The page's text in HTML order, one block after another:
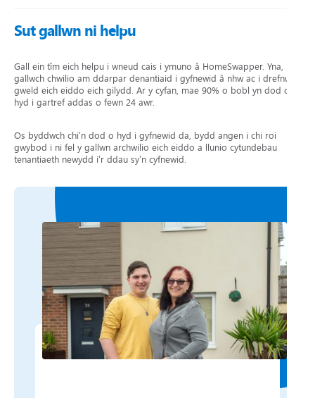
Sut gallwn ni helpu
Gall ein tîm eich helpu i wneud cais i ymuno â HomeSwapper. Yna,
gallwch chwilio am ddarpar denantiaid i gyfnewid â nhw ac i drefnu
gweld eich eiddo eich gilydd. Ar y cyfan, mae 90% o bobl yn dod o
hyd i gartref addas o fewn 24 awr.
Os byddwch chi’n dod o hyd i gyfnewid da, bydd angen i chi roi
gwybod i ni fel y gallwn archwilio eich eiddo a llunio cytundebau
tenantiaeth newydd i’r ddau sy’n cyfnewid.